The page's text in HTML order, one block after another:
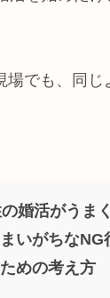
場でも、同じ
の婚活がうま
いがちなNG
めの考え方